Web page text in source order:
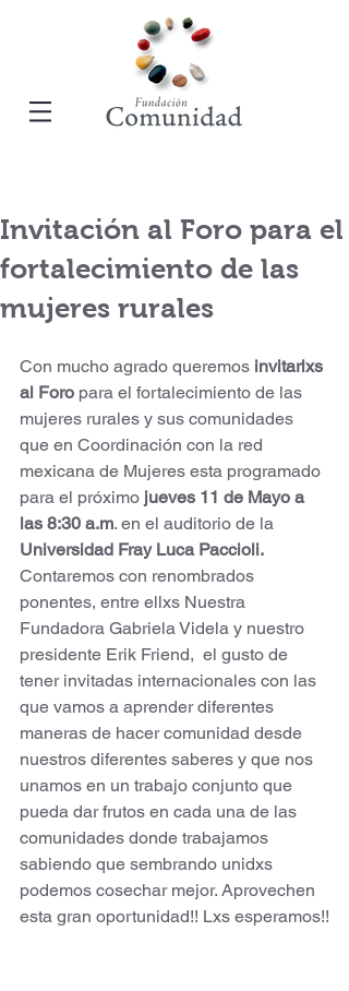
Invitación al Foro para el
fortalecimiento de las
mujeres rurales
Con mucho agrado queremos invitarlxs
al Foro para el fortalecimiento de las
mujeres rurales y sus comunidades
que en Coordinación con la red
mexicana de Mujeres esta programado
para el próximo jueves 11 de Mayo a
las 8:30 a.m. en el auditorio de la
Universidad Fray Luca Paccioli.
Contaremos con renombrados
ponentes, entre ellxs Nuestra
Fundadora Gabriela Videla y nuestro
presidente Erik Friend,  el gusto de
tener invitadas internacionales con las
que vamos a aprender diferentes
maneras de hacer comunidad desde
nuestros diferentes saberes y que nos
unamos en un trabajo conjunto que
pueda dar frutos en cada una de las
comunidades donde trabajamos
sabiendo que sembrando unidxs
podemos cosechar mejor. Aprovechen
esta gran oportunidad!! Lxs esperamos!!